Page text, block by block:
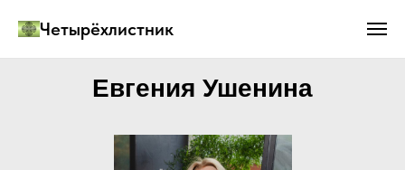
Четырёхлистник
Евгения Ушенина